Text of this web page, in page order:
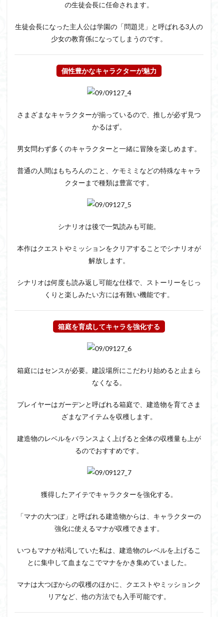
の生徒会長に任命されます。
生徒会長になった主人公は学園の「問題児」と呼ばれる3人の
少女の教育係になってしまうのです。
個性豊かなキャラクターが魅力
さまざまなキャラクターが揃っているので、推しが必ず見つ
かるはず。
男女問わず多くのキャラクターと一緒に冒険を楽しめます。
普通の人間はもちろんのこと、ケモミミなどの特殊なキャラ
クターまで種類は豊富です。
シナリオは後で一気読みも可能。
本作はクエストやミッションをクリアすることでシナリオが
解放します。
シナリオは何度も読み返し可能な仕様で、ストーリーをじっ
くりと楽しみたい方には有難い機能です。
箱庭を育成してキャラを強化する
箱庭にはセンスが必要。建設場所にこだわり始めると止まら
なくなる。
プレイヤーはガーデンと呼ばれる箱庭で、建造物を育てさま
ざまなアイテムを収穫します。
建造物のレベルをバランスよく上げると全体の収穫量も上が
るのでおすすめです。
獲得したアイテでキャラクターを強化する。
「マナの大つぼ」と呼ばれる建造物からは、キャラクターの
強化に使えるマナが収穫できます。
いつもマナが枯渇していた私は、建造物のレベルを上げるこ
とに集中して血まなこでマナをかき集めていました。
マナは大つぼからの収穫のほかに、クエストやミッションク
リアなど、他の方法でも入手可能です。